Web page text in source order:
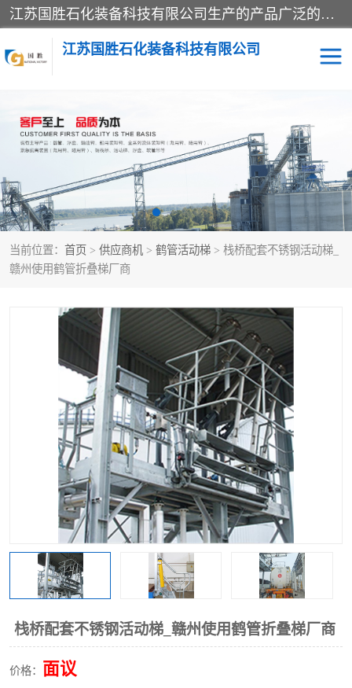
江苏国胜石化装备科技有限公司生产的产品广泛的应用于石油、石化等行业中，产品种类齐全，其中包括装卸鹤管、汽车鹤管、火车鹤管、装车鹤管、卸车鹤管、上装鹤管、下装鹤管、lng鹤管、发油鹤管、液氨鹤管、液化气鹤管等，我们生产的产品质量上乘，价格实惠，服务好，买鹤管就到国胜石化装备！
江苏国胜石化装备科技有限公司
当前位置： 首页 > 供应商机 > 鹤管活动梯 > 栈桥配套不锈钢活动梯_
赣州使用鹤管折叠梯厂商
栈桥配套不锈钢活动梯_赣州使用鹤管折叠梯厂商
价格： 面议
输油臂 鹤管活动梯